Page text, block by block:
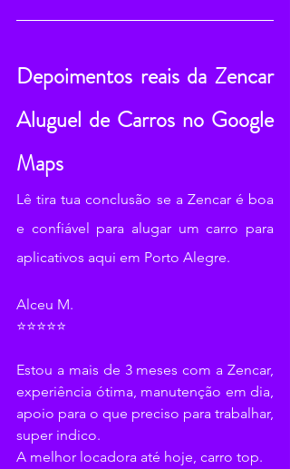
Depoimentos reais da Zencar
Aluguel de Carros no Google
Maps
Lê tira tua conclusão se a Zencar é boa
e confiável para alugar um carro para
aplicativos aqui em Porto Alegre.
Alceu M.
⭐⭐⭐⭐⭐
Estou a mais de 3 meses com a Zencar,
experiência ótima, manutenção em dia,
apoio para o que preciso para trabalhar,
super indico.
A melhor locadora até hoje, carro top.